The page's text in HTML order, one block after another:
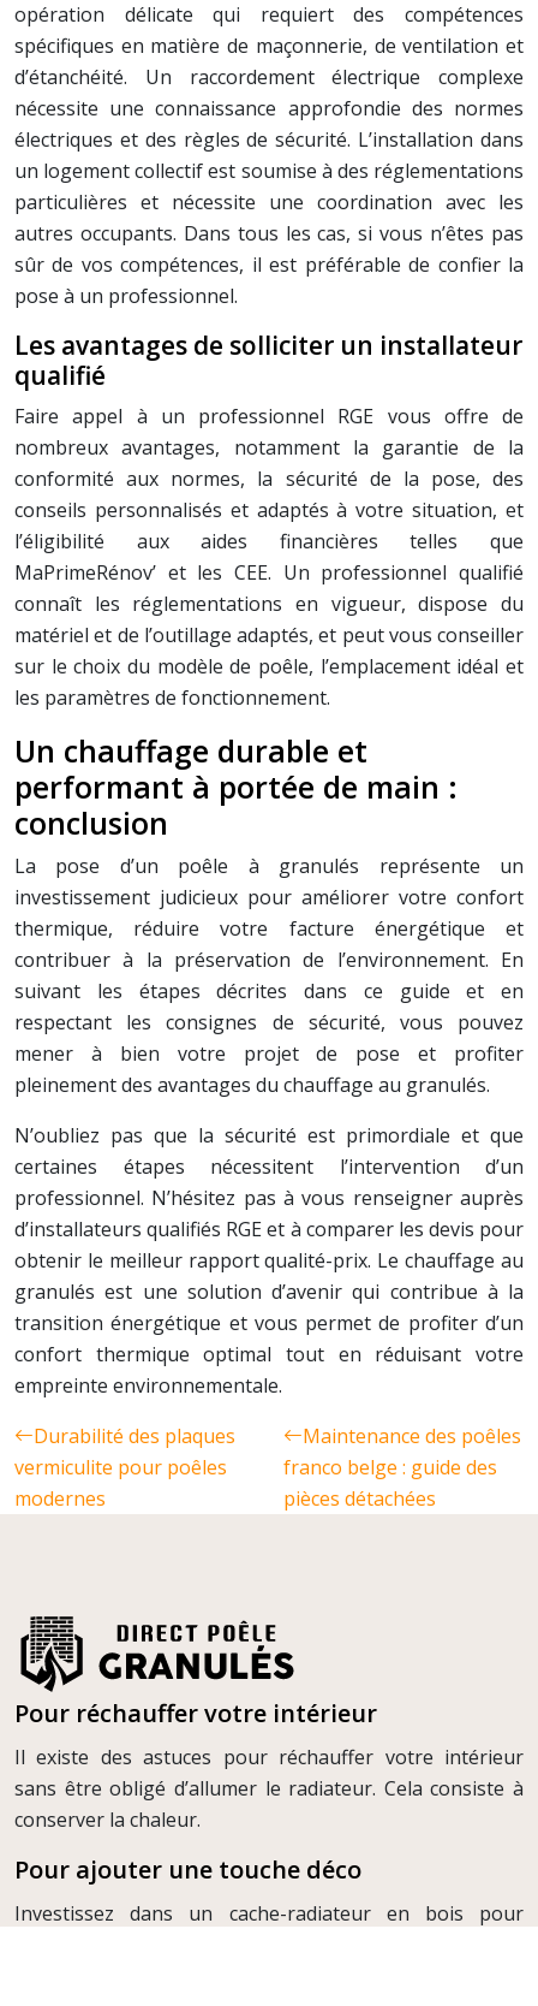
opération délicate qui requiert des compétences
spécifiques en matière de maçonnerie, de ventilation et
d’étanchéité. Un raccordement électrique complexe
nécessite une connaissance approfondie des normes
électriques et des règles de sécurité. L’installation dans
un logement collectif est soumise à des réglementations
particulières et nécessite une coordination avec les
autres occupants. Dans tous les cas, si vous n’êtes pas
sûr de vos compétences, il est préférable de confier la
pose à un professionnel.
Les avantages de solliciter un installateur
qualifié
Faire appel à un professionnel RGE vous offre de
nombreux avantages, notamment la garantie de la
conformité aux normes, la sécurité de la pose, des
conseils personnalisés et adaptés à votre situation, et
l’éligibilité aux aides financières telles que
MaPrimeRénov’ et les CEE. Un professionnel qualifié
connaît les réglementations en vigueur, dispose du
matériel et de l’outillage adaptés, et peut vous conseiller
sur le choix du modèle de poêle, l’emplacement idéal et
les paramètres de fonctionnement.
Un chauffage durable et
performant à portée de main :
conclusion
La pose d’un poêle à granulés représente un
investissement judicieux pour améliorer votre confort
thermique, réduire votre facture énergétique et
contribuer à la préservation de l’environnement. En
suivant les étapes décrites dans ce guide et en
respectant les consignes de sécurité, vous pouvez
mener à bien votre projet de pose et profiter
pleinement des avantages du chauffage au granulés.
N’oubliez pas que la sécurité est primordiale et que
certaines étapes nécessitent l’intervention d’un
professionnel. N’hésitez pas à vous renseigner auprès
d’installateurs qualifiés RGE et à comparer les devis pour
obtenir le meilleur rapport qualité-prix. Le chauffage au
granulés est une solution d’avenir qui contribue à la
transition énergétique et vous permet de profiter d’un
confort thermique optimal tout en réduisant votre
empreinte environnementale.
Durabilité des plaques
vermiculite pour poêles
modernes
Maintenance des poêles
franco belge : guide des
pièces détachées
Pour réchauffer votre intérieur
Il existe des astuces pour réchauffer votre intérieur
sans être obligé d’allumer le radiateur. Cela consiste à
conserver la chaleur.
Pour ajouter une touche déco
Investissez dans un cache-radiateur en bois pour